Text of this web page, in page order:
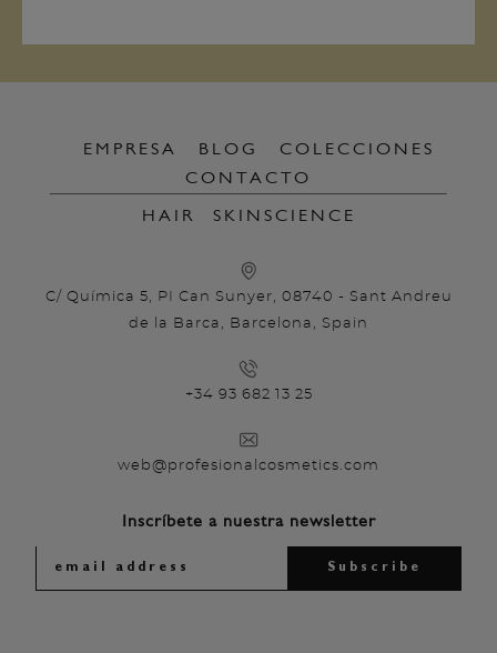
EMPRESA BLOG
COLECCIONES
CONTACTO
HAIR SKINSCIENCE
C/ Química 5, PI Can Sunyer, 08740 - Sant Andreu
de la Barca, Barcelona, Spain
+34 93 682 13 25
web@profesionalcosmetics.com
Inscríbete a nuestra newsletter